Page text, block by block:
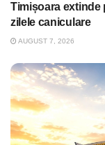
Timișoara extinde
zilele caniculare
AUGUST 7, 2026